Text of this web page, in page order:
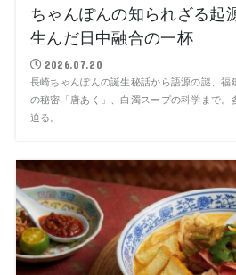
ちゃんぽんの知られざる起
生んだ日中融合の一杯
2026.07.20
長崎ちゃんぽんの誕生秘話から語源の謎、
の秘密「唐あく」、白濁スープの科学まで。
迫る。